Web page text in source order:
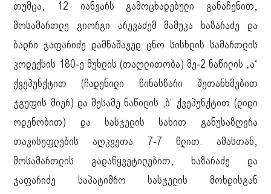
თუმცა, 12 იანვარს გამოცხადებული განაჩენით,
მოსამართლე გიორგი არევაძემ მამუკა ხაზარაძე და
ბადრი ჯაფარიძე დამნაშავედ ცნო სისხლის სამართლის
კოდექსის 180-ე მუხლის (თაღლითობა) მე-2 ნაწილის „ა“
ქვეპუნქტით (ჩადენილი წინასწარი შეთანხმებით
ჯგუფის მიერ) და მესამე ნაწილის „ბ“ ქვეპუნქტით (დიდი
ოდენობით) და სასჯელის სახით განუსაზღვრა
თავისუფლების აღკვეთა 7-7 წლით. ამასთან,
მოსამართლის გადაწყვეტილებით, ხაზარაძე და
ჯაფარიძე საპატიმრო სასჯელის მოხდისგან